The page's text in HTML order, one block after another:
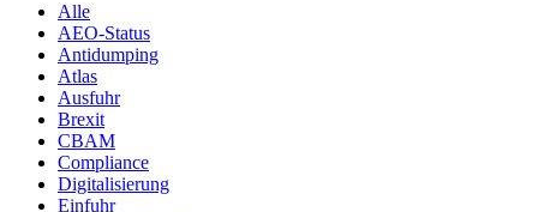
Alle
AEO-Status
Antidumping
Atlas
Ausfuhr
Brexit
CBAM
Compliance
Digitalisierung
Einfuhr